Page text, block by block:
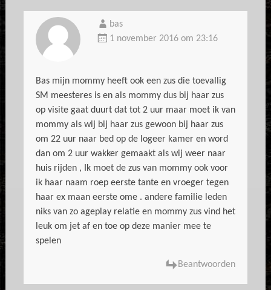
bas
1 november 2016 om 23:16
Bas mijn mommy heeft ook een zus die toevallig
SM meesteres is en als mommy dus bij haar zus
op visite gaat duurt dat tot 2 uur maar moet ik van
mommy als wij bij haar zus gewoon bij haar zus
om 22 uur naar bed op de logeer kamer en word
dan om 2 uur wakker gemaakt als wij weer naar
huis rijden , Ik moet de zus van mommy ook voor
ik haar naam roep eerste tante en vroeger tegen
haar ex maan eerste ome . andere familie leden
niks van zo ageplay relatie en mommy zus vind het
leuk om jet af en toe op deze manier mee te
spelen
Beantwoorden